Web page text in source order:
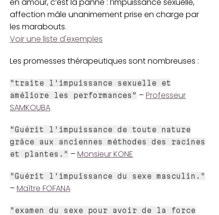
affection mâle unanimement prise en charge par
les marabouts.
Voir une liste d'exemples
Les promesses thérapeutiques sont nombreuses :
"traite l'impuissance sexuelle et
améliore les performances" –Professeur
SAMKOUBA
"Guérit l'impuissance de toute nature
grâce aux anciennes méthodes des racines
et plantes." –Monsieur KONE
"Guérit l'impuissance du sexe masculin."
–Maître FOFANA
"examen du sexe pour avoir de la force